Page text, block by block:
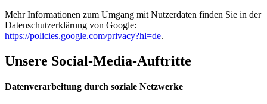
Mehr Informationen zum Umgang mit Nutzerdaten finden Sie in der
Datenschutzerklärung von Google:
https://policies.google.com/privacy?hl=de.
Unsere Social-Media-Auftritte
Datenverarbeitung durch soziale Netzwerke